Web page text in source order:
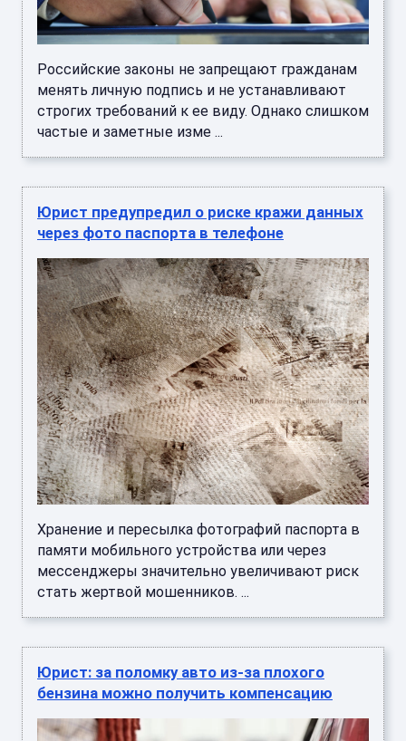
Российские законы не запрещают гражданам
менять личную подпись и не устанавливают
строгих требований к ее виду. Однако слишком
частые и заметные изме ...
Юрист предупредил о риске кражи данных
через фото паспорта в телефоне
Хранение и пересылка фотографий паспорта в
памяти мобильного устройства или через
мессенджеры значительно увеличивают риск
стать жертвой мошенников. ...
Юрист: за поломку авто из-за плохого
бензина можно получить компенсацию